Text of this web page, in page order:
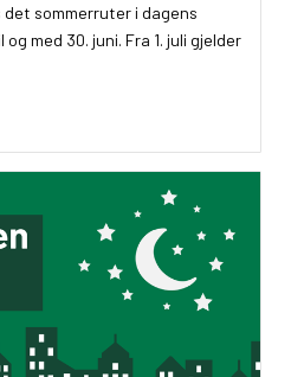
det sommerruter i dagens
med 30. juni. Fra 1. juli gjelder